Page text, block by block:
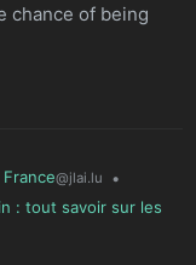
chance of being
France@jlai.lu
•
: tout savoir sur les